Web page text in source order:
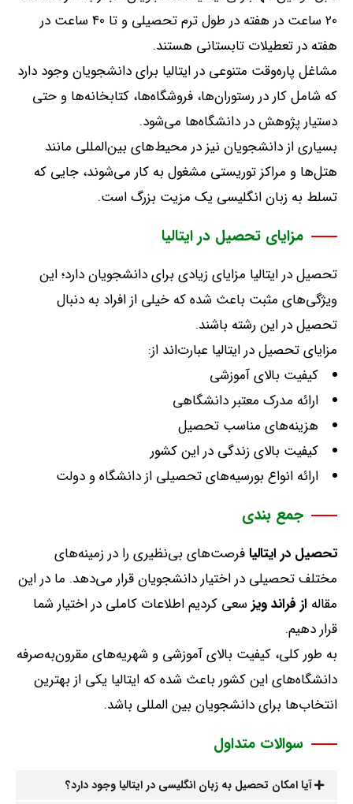
20ساعت در هفته در طول ترم تحصیلی و تا
ساعت در
هفته در تعطیلات تابستانی هستند.
مشاغل پاره‌وقت متنوعی در ایتالیا برای دانشجویان وجود دارد
که شامل کار در رستوران‌ها، فروشگاه‌ها، کتابخانه‌ها و حتی
دستیار پژوهش در دانشگاه‌ها می‌شود.
بسیاری از دانشجویان نیز در محیط‌های بین‌المللی مانند
هتل‌ها و مراکز توریستی مشغول به کار می‌شوند، جایی که
تسلط به زبان انگلیسی یک مزیت بزرگ است.
مزایای تحصیل در ایتالیا
تحصیل در ایتالیا مزایای زیادی برای دانشجویان دارد؛ این
ویژگی‌های مثبت باعث شده که خیلی از افراد به دنبال
تحصیل در این رشته باشند.
مزایای تحصیل در ایتالیا عبارت‌اند از:
کیفیت بالای آموزشی
ارائه مدرک معتبر دانشگاهی
هزینه‌های مناسب تحصیل
کیفیت بالای زندگی در این کشور
ارائه انواع بورسیه‌های تحصیلی از دانشگاه و دولت
جمع بندی
تحصیل در ایتالیافرصت‌های بی‌نظیری را در زمینه‌های
مختلف تحصیلی در اختیار دانشجویان قرار می‌دهد. ما در این
مقاله از فراندویزسعی کردیم اطلاعات کاملی در اختیار شما
قرار دهیم.
به طور کلی، کیفیت بالای آموزشی و شهریه‌های مقرون‌به‌صرفه
دانشگاه‌های این کشور باعث شده که ایتالیا یکی از بهترین
انتخاب‌ها برای دانشجویان بین المللی باشد.
سوالات متداول
آیا امکان تحصیل به زبان انگلیسی در ایتالیا وجود دارد؟